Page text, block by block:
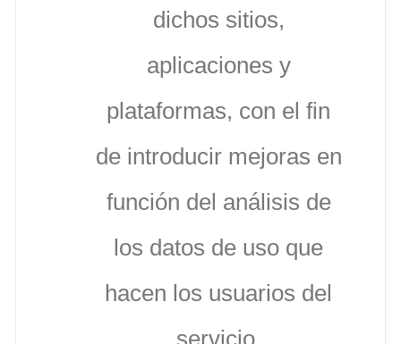
dichos sitios,
aplicaciones y
plataformas, con el fin
de introducir mejoras en
función del análisis de
los datos de uso que
hacen los usuarios del
servicio.